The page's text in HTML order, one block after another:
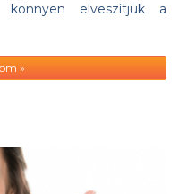
könnyen elveszítjük a
»